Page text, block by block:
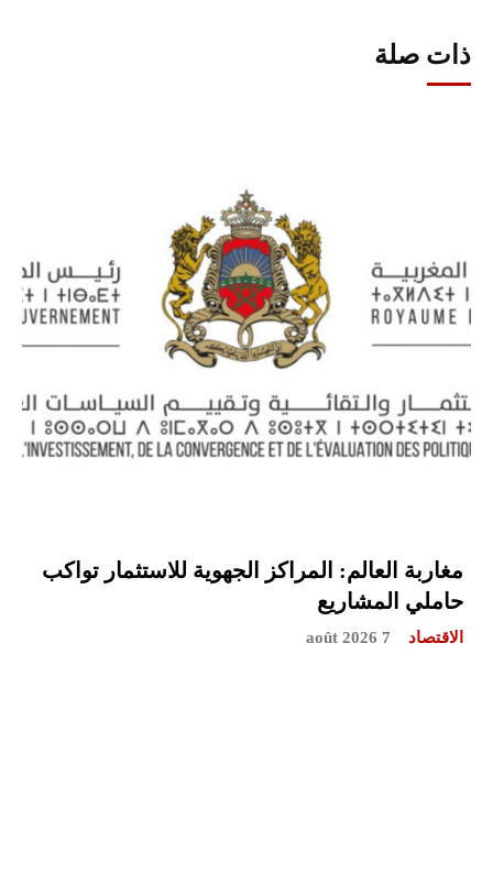
ذات صلة
مغاربة العالم: المراكز الجهوية للاستثمار تواكب
حاملي المشاريع
الاقتصاد 7 août 2026